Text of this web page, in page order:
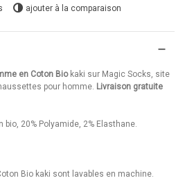
ajouter à la comparaison
en Coton Biokaki sur Magic Socks, site
pour homme. Livraison gratuite
20% Polyamide, 2% Elasthane.
Bio kaki sont lavables en machine.